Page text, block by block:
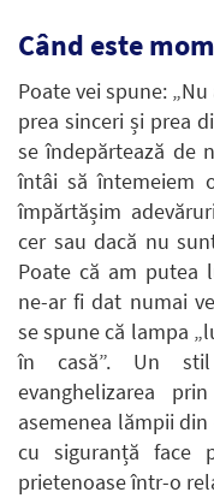
Când este
Poate vei spune:
prea sinceri și prea
se îndepărtează de
întâi să întemeiem
împărtășim
cer sau dacă nu
Poate că am putea
ne-ar fi dat numai
se spune că lampa
în casă”. Un
evanghelizarea
asemenea lămpii
cu siguranță face
prietenoase într-o